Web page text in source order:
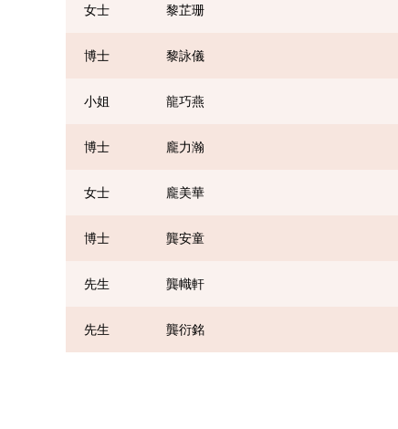
女士 黎芷珊
博士 黎詠儀
小姐 龍巧燕
博士 龐力瀚
女士 龐美華
博士 龔安童
先生 龔幟軒
先生 龔衍銘